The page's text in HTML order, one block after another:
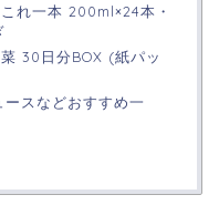
れ一本 200ml×24本・
30日分BOX (紙パッ
スなどおすすめ一